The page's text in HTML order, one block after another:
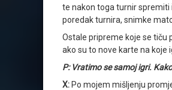
te nakon toga turnir spremiti
poredak turnira, snimke
Ostale pripreme koje se tiču
ako su to nove karte na koje
P: Vratimo se samoj igri.
X: Po mojem mišljenju